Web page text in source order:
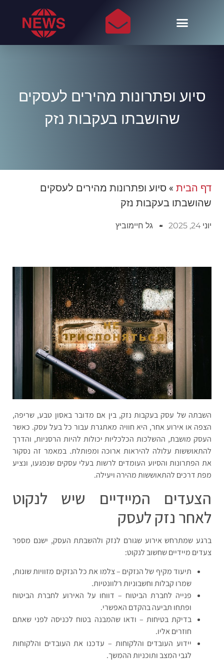
סיוע ופתרונות מהירים לעסקים
שהושבתו בעקבות נזק
דף הבית » סיוע ופתרונות מהירים לעסקים
שהושבתו בעקבות נזק
יוני 24, 2025 גל חיימוביץ
השבתה של עסק בעקבות נזק, בין אם מדובר באסון טבע, שריפה,
הצפה או אירוע אחר, היא חוויה מאתגרת עבור כל בעל עסק. כאשר
העסק מושבת, ההשלכות הכלכליות יכולות להיות הרסניות, והדרך
להתאוששות עלולה להיראות ארוכה ומפותלת. במאמר זה נסקור
את הפתרונות והסיוע העומדים לרשות בעלי עסקים שנפגעו, ונציע
מפת דרכים להתאוששות מהירה ויעילה.
הצעדים המיידיים שיש לנקוט
לאחר נזק לעסק
ברגע שמתרחש אירוע שגורם לנזק ולהשבתת העסק, ישנם מספר
צעדים מיידיים שחשוב לנקוט:
תיעוד מקיף של הנזקים – צלמו את כל הנזקים מזוויות שונות,
שמרו קבלות וחשבוניות רלוונטיות.
פנייה לחברת הביטוח – דווחו על האירוע לחברת הביטוח
ופתחו תביעה בהקדם האפשרי.
בדיקת בטיחות – ודאו שהמבנה בטוח לכניסה לפני שאתם
חוזרים אליו.
יידוע העובדים והלקוחות – עדכנו את העובדים והלקוחות
לגבי המצב ותוכניות ההמשך.